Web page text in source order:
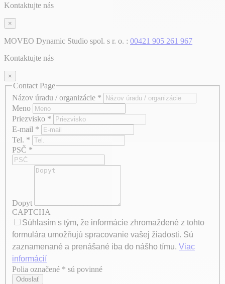
Kontaktujte nás
×
MOVEO Dynamic Studio spol. s r. o. : 00421 905 261 967
Kontaktujte nás
×
Contact Page
Názov úradu / organizácie *
Meno
Priezvisko *
E-mail *
Tel. *
PSČ *
Dopyt
CAPTCHA
Súhlasím s tým, že informácie zhromaždené z tohto
formulára umožňujú spracovanie vašej žiadosti. Sú
zaznamenané a prenášané iba do nášho tímu. Viac
informácií
Axeptio consent
Polia označené * sú povinné
Odoslať